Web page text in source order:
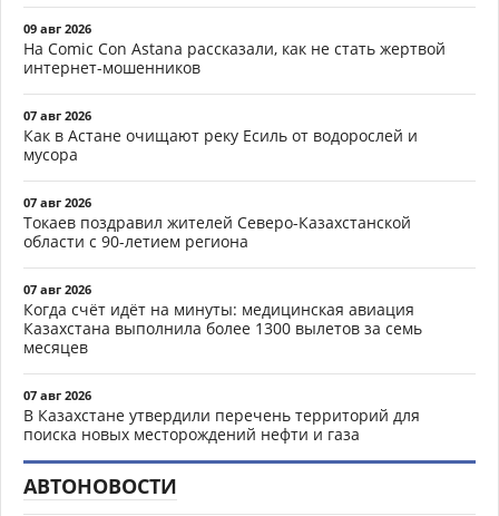
09 авг 2026
На Comic Con Astana рассказали, как не стать жертвой
интернет-мошенников
07 авг 2026
Как в Астане очищают реку Есиль от водорослей и
мусора
07 авг 2026
Токаев поздравил жителей Северо-Казахстанской
области с 90-летием региона
07 авг 2026
Когда счёт идёт на минуты: медицинская авиация
Казахстана выполнила более 1300 вылетов за семь
месяцев
07 авг 2026
В Казахстане утвердили перечень территорий для
поиска новых месторождений нефти и газа
АВТОНОВОСТИ